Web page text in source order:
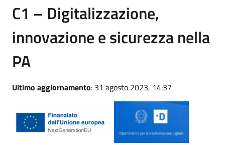
C1 – Digitalizzazione,
innovazione e sicurezza nella
PA
Ultimo aggiornamento: 31 agosto 2023, 14:37